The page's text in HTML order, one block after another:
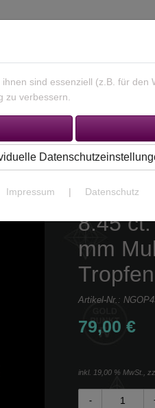
Unikate Gold / Silber
8.45
mm
Tropfen
Artikel-Nr.:
79,00 €
inkl. 19,00 % MwSt.,
sind essenziell (z.B. für
zu verbessern.
Impressum | Datenschutz